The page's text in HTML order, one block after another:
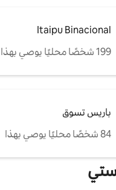
Itaipu Binacional
199 شخصًا محليًا يوصي بهذا
باريس تسوق
84 شخصًا محليًا يوصي بهذا